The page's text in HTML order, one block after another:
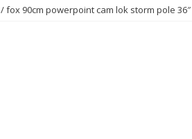
/ fox 90cm powerpoint cam lok storm pole 36″